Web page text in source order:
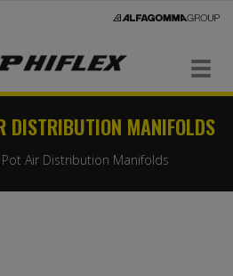
Navigaatio
DISTRIBUTION MANIFOLDS
Air Distribution Manifolds